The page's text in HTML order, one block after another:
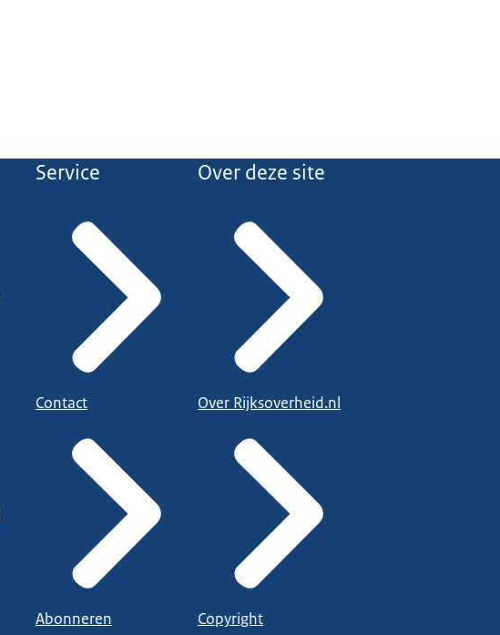
bij bijvoorbeeld een sociale
uitvoeringswet verordening
Service
Contact
Abonneren
Over deze site
Over Rijksoverheid.nl
Copyright